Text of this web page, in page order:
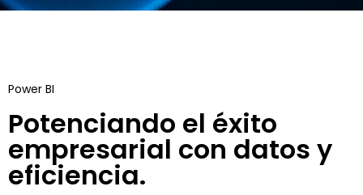
Power BI
Potenciando el éxito
empresarial con datos y
eficiencia.